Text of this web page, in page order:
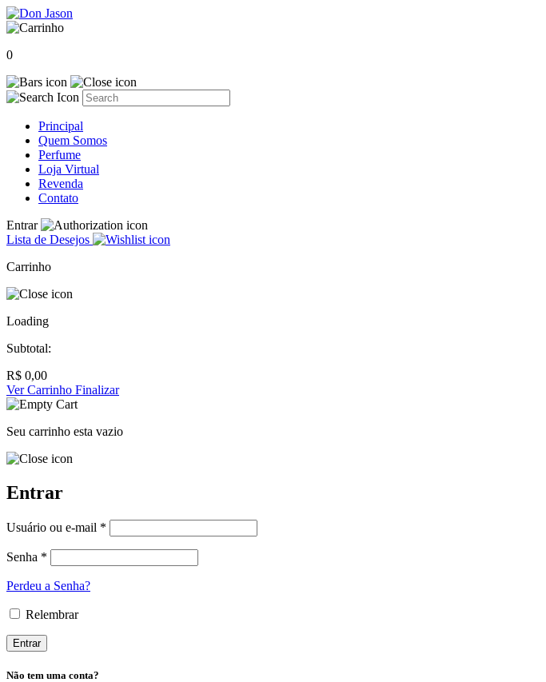
0
Principal
Quem Somos
Perfume
Loja Virtual
Revenda
Contato
Entrar
Lista de Desejos
Carrinho
Loading
Subtotal:
R$ 0,00
Ver Carrinho Finalizar
Seu carrinho esta vazio
Entrar
Usuário ou e-mail *
Senha *
Perdeu a Senha?
Relembrar
Não tem uma conta?